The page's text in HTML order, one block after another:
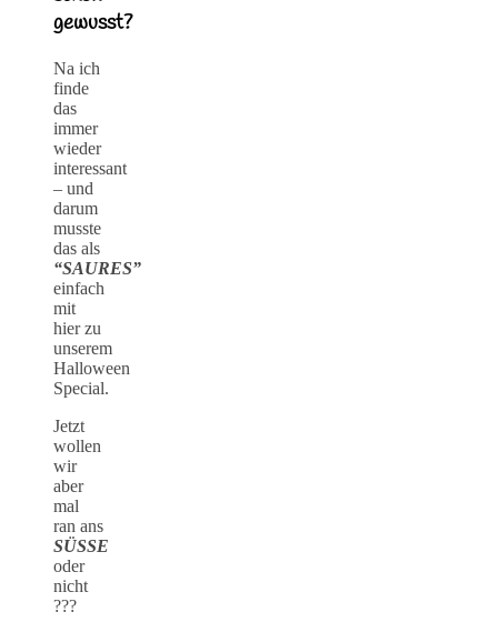
gewusst?
Na ich
finde
das
immer
wieder
interessant
– und
darum
musste
das als
“SAURES”
einfach
mit
hier zu
unserem
Halloween
Special.
Jetzt
wollen
wir
aber
mal
ran ans
SÜSSE
oder
nicht
???